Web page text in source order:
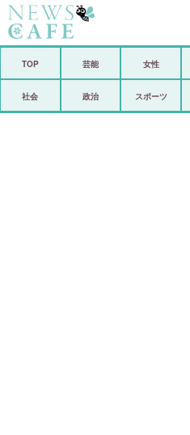
TOP 芸能 女性
社会 政治 スポーツ